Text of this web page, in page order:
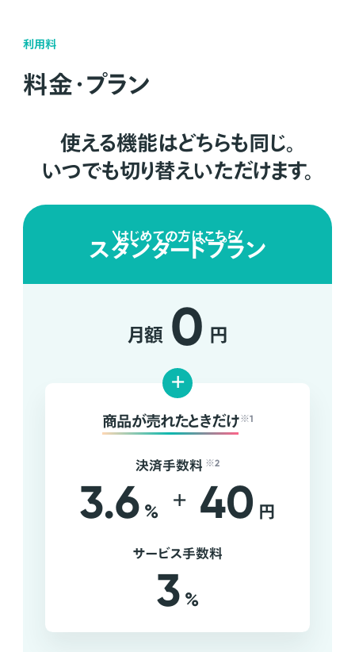
利用料
料金・プラン
使える機能はどちらも同じ。
いつでも切り替えいただけます。
はじめての方はこちら
スタンダードプラン
月額 0 円
+
商品が売れたときだけ ※1
決済手数料 ※2
3.6 % + 40 円
サービス手数料
3 %